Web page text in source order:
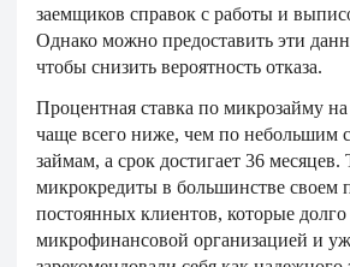
заемщиков справок с работы и
Однако можно предоставить эти
чтобы снизить вероятность отказа.
Процентная ставка по микрозайму
чаще всего ниже, чем по небольшим
займам, а срок достигает 36 месяцев.
микрокредиты в большинстве своем
постоянных клиентов, которые
микрофинансовой организацией и